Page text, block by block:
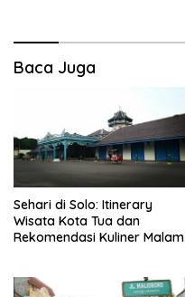
Baca Juga
Sehari di Solo: Itinerary
Wisata Kota Tua dan
Rekomendasi Kuliner Malam